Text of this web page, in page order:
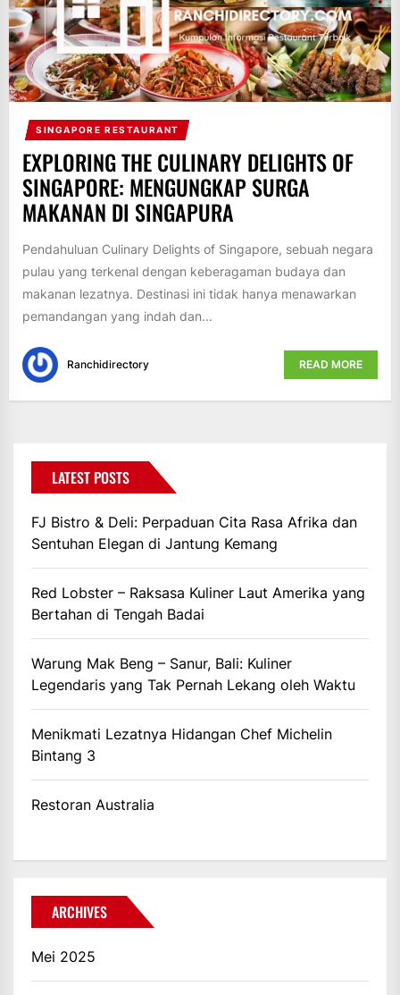
SINGAPORE RESTAURANT
EXPLORING THE CULINARY DELIGHTS OF
SINGAPORE: MENGUNGKAP SURGA
MAKANAN DI SINGAPURA
Pendahuluan Culinary Delights of Singapore, sebuah negara
pulau yang terkenal dengan keberagaman budaya dan
makanan lezatnya. Destinasi ini tidak hanya menawarkan
pemandangan yang indah dan...
Ranchidirectory READ MORE
LATEST POSTS
FJ Bistro & Deli: Perpaduan Cita Rasa Afrika dan
Sentuhan Elegan di Jantung Kemang
Red Lobster – Raksasa Kuliner Laut Amerika yang
Bertahan di Tengah Badai
Warung Mak Beng – Sanur, Bali: Kuliner
Legendaris yang Tak Pernah Lekang oleh Waktu
Menikmati Lezatnya Hidangan Chef Michelin
Bintang 3
Restoran Australia
ARCHIVES
Mei 2025